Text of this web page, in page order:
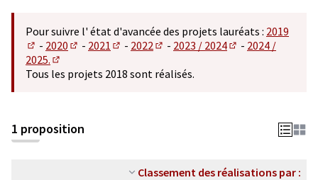
Pour suivre l' état d'avancée des projets lauréats : 2019
(S'ouvre dans un nouvel onglet)
- 2020
(S'ouvre dans un nouvel onglet)
- 2021
(S'ouvre dans un nouvel onglet)
- 2022
(S'ouvre dans un nouvel onglet)
- 2023 / 2024
(S'ouvre dans un
- 2024 /
2025.
(S'ouvre dans un nouvel onglet)
Tous les projets 2018 sont réalisés.
1 proposition
Classement des réalisations par :